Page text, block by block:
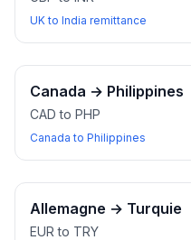
UK to India remittance
Canada → Philippines
CAD to PHP
Canada to Philippines
Allemagne → Turquie
EUR to TRY